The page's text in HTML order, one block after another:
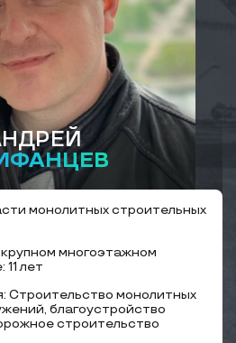
монолитных строительных
многоэтажном
лет
Строительство монолитных
благоустройство
строительство